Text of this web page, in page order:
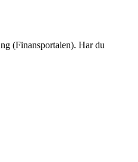
(Finansportalen). Har du